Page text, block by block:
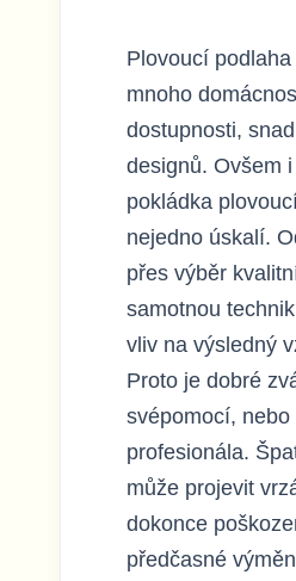
Plovoucí
mnoho
dostupnosti,
designů. Ovšem
pokládka
nejedno úskalí.
přes výběr
samotnou
vliv na výsledný
Proto je dobré
svépomocí,
profesionála.
může projevit
dokonce
předčasné